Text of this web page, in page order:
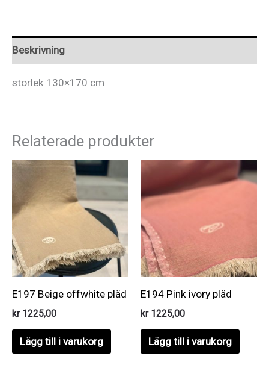
Beskrivning
storlek 130×170 cm
Relaterade produkter
E197 Beige offwhite pläd
kr1225,00
Lägg till i varukorg
E194 Pink ivory pläd
kr1225,00
Lägg till i varukorg